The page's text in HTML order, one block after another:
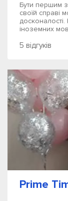
Бути першим
своїй справі
іноземних
5 відгуків
Prime